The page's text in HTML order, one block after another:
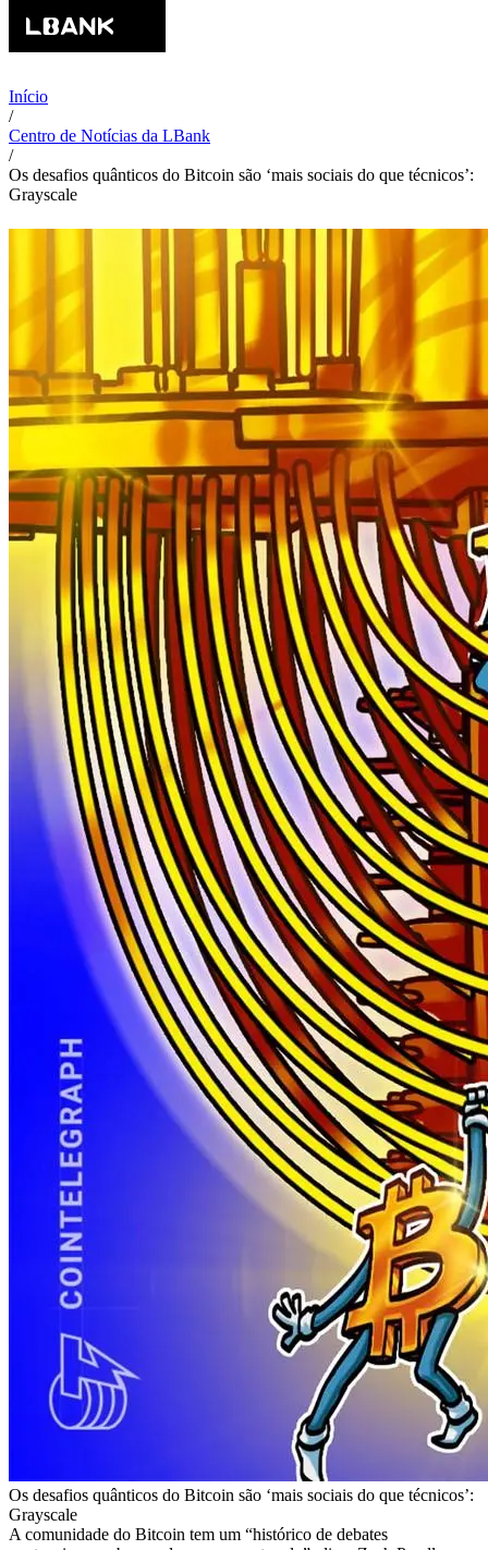
Início
/
Centro de Notícias da LBank
/
Os desafios quânticos do Bitcoin são ‘mais sociais do que técnicos’:
Grayscale
Os desafios quânticos do Bitcoin são ‘mais sociais do que técnicos’:
Grayscale
A comunidade do Bitcoin tem um “histórico de debates